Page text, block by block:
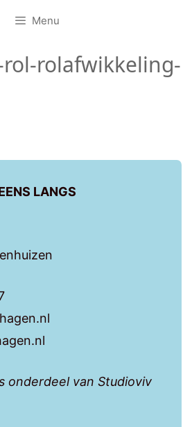
Menu
rolafwikkeling-
LANGS
onderdeel van Studioviv